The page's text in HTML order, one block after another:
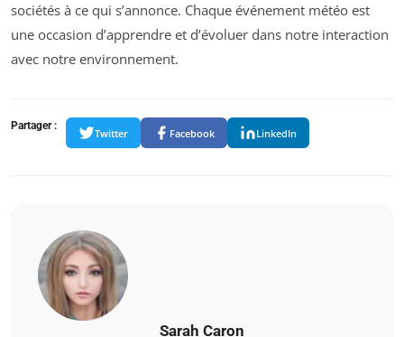
sociétés à ce qui s’annonce. Chaque événement météo est
une occasion d’apprendre et d’évoluer dans notre interaction
avec notre environnement.
Partager :
Twitter Facebook LinkedIn
Sarah Caron